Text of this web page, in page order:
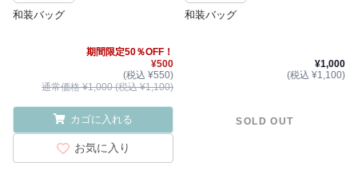
和装バッグ
期間限定50％OFF！
¥500
(税込 ¥550)
通常価格 ¥1,000 (税込 ¥1,100)
カゴに入れる
お気に入り
和装バッグ
¥1,000
(税込 ¥1,100)
SOLD OUT